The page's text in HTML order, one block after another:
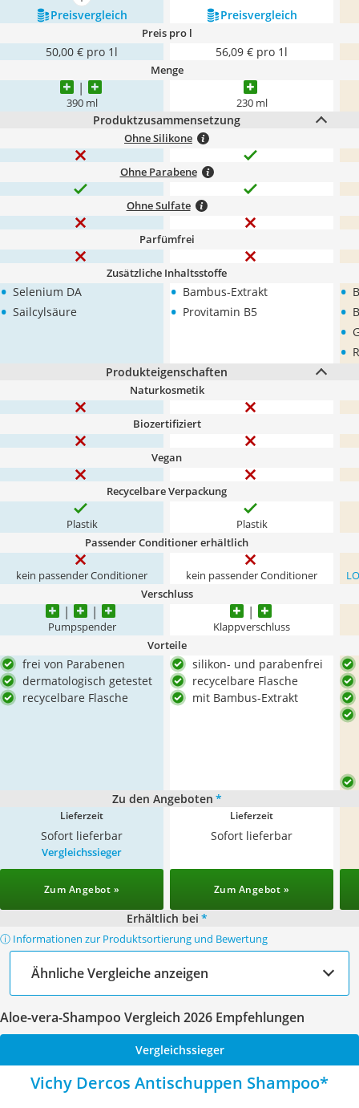
Preis­vergleich
Preis­vergleich
Preis pro l
50,00 € pro 1l 56,09 € pro 1l
Menge
390 ml 230 ml
Produktzusammensetzung
Ohne Silikone
Ohne Parabene
Ohne Sulfate
Parfümfrei
Zusätzliche Inhaltsstoffe
• Selenium DA
• Sailcylsäure
• Bambus-Extrakt
• Provitamin B5
•
•
•
•
Produkteigenschaften
Naturkosmetik
Biozertifiziert
Vegan
Recycelbare Verpackung
Plastik Plastik
Passender Conditioner erhältlich
kein passender Conditioner kein passender Conditioner
Verschluss
Pumpspender Klappverschluss
Vorteile
frei von Parabenen
dermatologisch getestet
recycelbare Flasche
silikon- und parabenfrei
recycelbare Flasche
mit Bambus-Extrakt
Zu den Angeboten *
Lieferzeit
Sofort lieferbar
Lieferzeit
Sofort lieferbar
Vergleichssieger
Zum Angebot » Zum Angebot »
Erhältlich bei *
ⓘ Informationen zur Produktsortierung und Bewertung
Ähnliche Vergleiche anzeigen
Aloe-vera-Shampoo Vergleich 2026 Empfehlungen
Vergleichssieger
Vichy Dercos Antischuppen Shampoo